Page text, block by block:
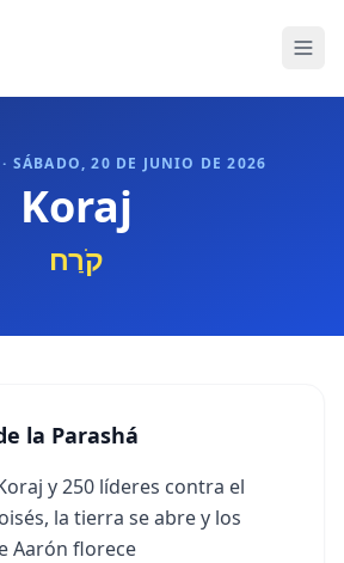
· SÁBADO, 20 DE JUNIO DE 2026
Koraj
קֹרַח
la Parashá
y 250 líderes contra el
la tierra se abre y los
Aarón florece